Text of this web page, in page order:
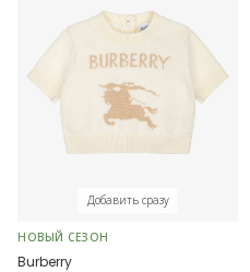
Добавить сразу
НОВЫЙ СЕЗОН
Burberry